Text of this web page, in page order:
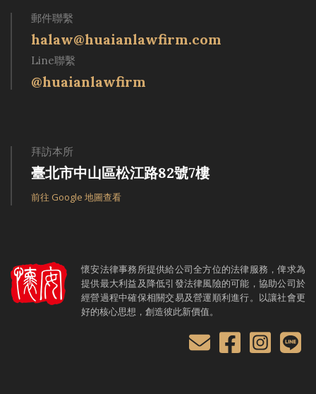
郵件聯繫
halaw@huaianlawfirm.com
Line聯繫
@huaianlawfirm
拜訪本所
臺北市中山區松江路82號7樓
前往 Google 地圖查看
懷安法律事務所提供給公司全方位的法律服務，俾求為
提供最大利益及降低引發法律風險的可能，協助公司於
經營過程中確保相關交易及營運順利進行。以讓社會更
好的核心思想，創造彼此新價值。